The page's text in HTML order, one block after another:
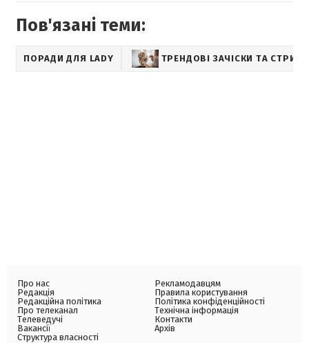
Пов'язані теми:
ПОРАДИ ДЛЯ LADY ТРЕНДОВІ ЗАЧІСКИ ТА
Про нас
Редакція
Редакційна політика
Про телеканал
Телеведучі
Вакансії
Структура власності
Рекламодавцям
Правила користування
Політика конфіденційності
Технічна інформація
Контакти
Архів